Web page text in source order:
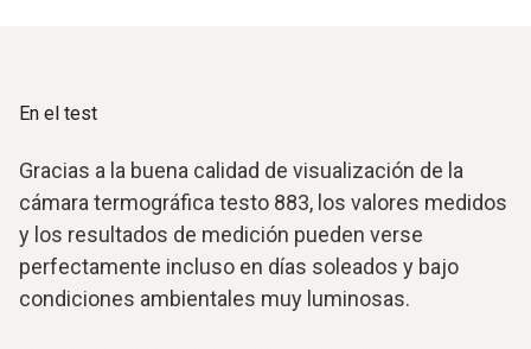
En el test
Gracias a la buena calidad de visualización de la
cámara termográfica testo 883, los valores medidos
y los resultados de medición pueden verse
perfectamente incluso en días soleados y bajo
condiciones ambientales muy luminosas.